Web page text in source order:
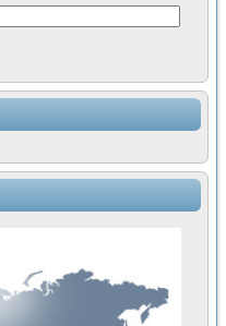
операционных
на основе цифровой
для математического
создания измерителя ВАХ
генератора сигналов -
модуля с высоким
радиолокационного
уравнений состояния для
стенда для измерения
для построения картины
определения показателей
для управления источником